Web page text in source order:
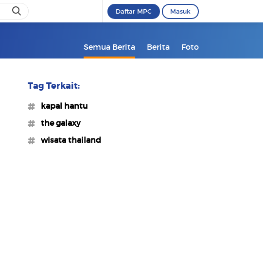
Daftar MPC Masuk
Semua Berita Berita Foto
Tag Terkait:
#kapal hantu
#the galaxy
#wisata thailand